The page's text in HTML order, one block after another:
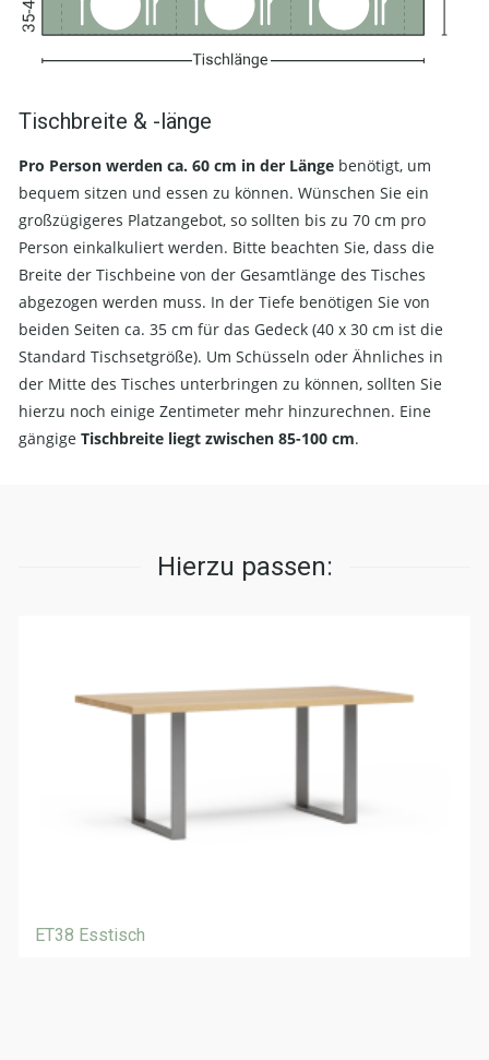
Tischbreite & -länge
Pro Person werden ca. 60 cm in der Länge benötigt, um
bequem sitzen und essen zu können. Wünschen Sie ein
großzügigeres Platzangebot, so sollten bis zu 70 cm pro
Person einkalkuliert werden. Bitte beachten Sie, dass die
Breite der Tischbeine von der Gesamtlänge des Tisches
abgezogen werden muss. In der Tiefe benötigen Sie von
beiden Seiten ca. 35 cm für das Gedeck (40 x 30 cm ist die
Standard Tischsetgröße). Um Schüsseln oder Ähnliches in
der Mitte des Tisches unterbringen zu können, sollten Sie
hierzu noch einige Zentimeter mehr hinzurechnen. Eine
gängige Tischbreite liegt zwischen 85-100 cm.
Hierzu passen:
ET38 Esstisch